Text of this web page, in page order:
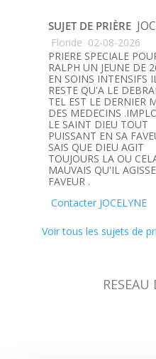
SUJET DE PRIÈRE
Floride 02-08-2026
PRIERE SPECIALE
RALPH UN JEUNE DE
EN SOINS INTENSIFS
RESTE QU'A LE
TEL EST LE DERNIER
DES MEDECINS
LE SAINT DIEU TOUT
PUISSANT EN SA
SAIS QUE DIEU AGIT
TOUJOURS LA OU
MAUVAIS QU'IL
FAVEUR .
Contacter JOCELYNE
Voir tous les sujets de
RESEAU